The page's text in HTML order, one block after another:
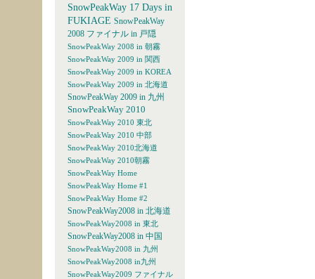
SnowPeakWay 17 Days in
FUKIAGE SnowPeakWay
2008 ファイナル in 戸隠
SnowPeakWay 2008 in 朝霧
SnowPeakWay 2009 in 関西
SnowPeakWay 2009 in KOREA
SnowPeakWay 2009 in 北海道
SnowPeakWay 2009 in 九州
SnowPeakWay 2010
SnowPeakWay 2010 東北
SnowPeakWay 2010 中部
SnowPeakWay 2010北海道
SnowPeakWay 2010朝霧
SnowPeakWay Home
SnowPeakWay Home #1
SnowPeakWay Home #2
SnowPeakWay2008 in 北海道
SnowPeakWay2008 in 東北
SnowPeakWay2008 in 中国
SnowPeakWay2008 in 九州
SnowPeakWay2008 in九州
SnowPeakWay2009 ファイナル